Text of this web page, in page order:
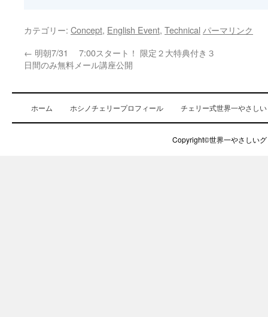
カテゴリー: Concept, English Event, Technical パーマリンク
← 明朝7/31 7:00スタート！ 限定２大特典付き３
日間のみ無料メール講座公開
ホーム ホシノチェリープロフィール チェリー式世界一やさし
Copyright©世界一やさしい